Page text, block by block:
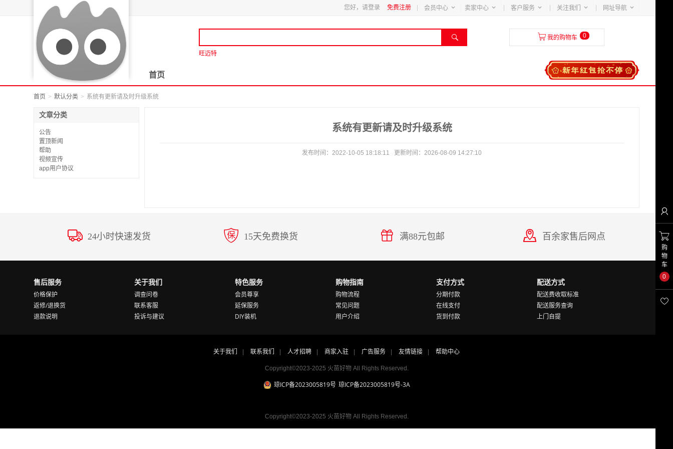
您好，请登录 免费注册 会员中心  卖家中心  客户服务  关注我们  网址导航 

旺迈特
 我的购物车 0
首页
首页 默认分类 系统有更新请及时升级系统
文章分类
公告
置顶新闻
帮助
视频宣传
app用户协议
系统有更新请及时升级系统
发布时间：2022-10-05 18:18:11 更新时间：2026-08-09 14:27:10
24小时快速发货 15天免费换货 满88元包邮 百余家售后网点
售后服务
价格保护
返修/退换货
退款说明
关于我们
调查问卷
联系客服
投诉与建议
特色服务
会员尊享
延保服务
DIY装机
购物指南
购物流程
常见问题
用户介绍
支付方式
分期付款
在线支付
货到付款
配送方式
配送费收取标准
配送服务查询
上门自提
关于我们 联系我们 人才招聘 商家入驻 广告服务 友情链接 帮助中心
Copyright©2023-2025 火苗好物 All Rights Reserved.
琼ICP备2023005819号 琼ICP备2023005819号-3A
Copyright©2023-2025 火苗好物 All Rights Reserved.


购
物
车
0
